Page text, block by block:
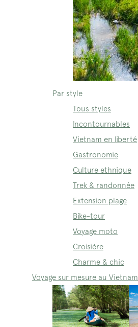
Par style
Tous styles
Incontournables
Vietnam en liberté
Gastronomie
Culture ethnique
Trek & randonnée
Extension plage
Bike-tour
Voyage moto
Croisière
Charme & chic
Voyage sur mesure au Vietnam